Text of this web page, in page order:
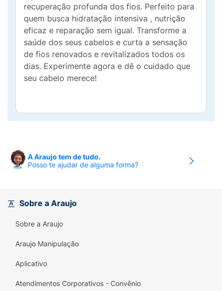
recuperação profunda dos fios. Perfeito para
quem busca hidratação intensiva , nutrição
eficaz e reparação sem igual. Transforme a
saúde dos seus cabelos e curta a sensação
de fios renovados e revitalizados todos os
dias. Experimente agora e dê o cuidado que
seu cabelo merece!
A Araujo tem de tudo.
Posso te ajudar de alguma forma?
Sobre a Araujo
Sobre a Araujo
Araujo Manipulação
Aplicativo
Atendimentos Corporativos - Convênio